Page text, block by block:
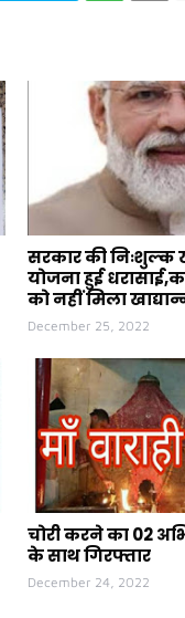
सरकार की निःशुल्क
योजना हुई
को नहीं मिला
December 25, 2022
चोरी करने का 02
के साथ गिरफ्तार
December 24, 2022